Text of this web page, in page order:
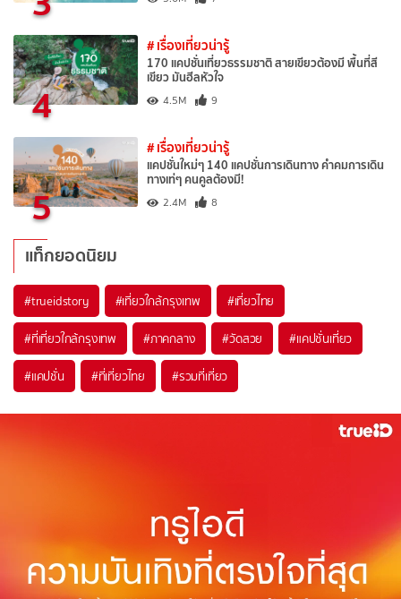
4
# เรื่องเที่ยวน่ารู้
170 แคปชั่นเที่ยวธรรมชาติ สายเขียวต้องมี พื้นที่สี
เขียว มันฮีลหัวใจ
4.5M 9
5
# เรื่องเที่ยวน่ารู้
แคปชั่นใหม่ๆ 140 แคปชั่นการเดินทาง คำคมการเดิน
ทางเท่ๆ คนคูลต้องมี!
2.4M 8
แท็กยอดนิยม
#trueidstory #เที่ยวใกล้กรุงเทพ #เที่ยวไทย
#ที่เที่ยวใกล้กรุงเทพ #ภาคกลาง #วัดสวย #แคปชั่นเที่ยว
#แคปชั่น #ที่เที่ยวไทย #รวมที่เที่ยว